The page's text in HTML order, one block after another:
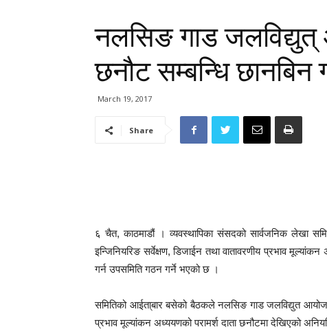
नलसिङ गाड जलविद्युत्
छनौट सम्बन्धि छानबिन
March 19, 2017
Share
६ चैत, काठमाडौं । व्यवस्थापिका संसदको सार्वजनिक लेखा
इन्जिनियरिङ सर्वेक्षण, डिजाईन तथा वातावरणीय प्रभाव
गर्न उपसमिति गठन गर्ने भएको छ ।
समितिको आईता्बार बसेको बैठकले नलसिङ गाड जलविद्युत
प्रभाव मूल्यांकन अध्ययणको परामर्श दाता छनौटमा देखिएको